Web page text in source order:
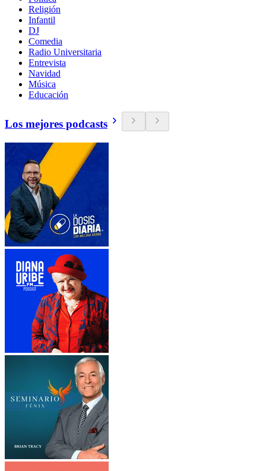
Religión
Infantil
DJ
Comedia
Radio Universitaria
Entrevista
Navidad
Música
Educación
Los mejores podcasts